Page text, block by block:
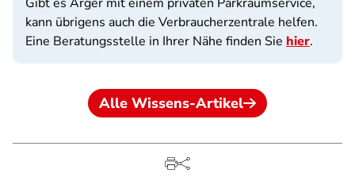
kann übrigens auch die Verbraucherzentrale helfen.
Eine Beratungsstelle in Ihrer Nähe finden Sie hier.
Alle Wissens-Artikel